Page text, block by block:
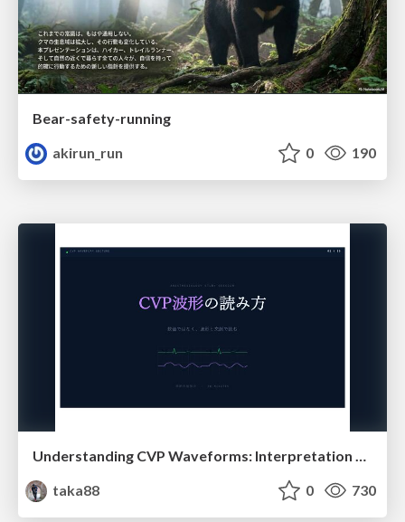
Bear-safety-running
akirun_run
0 190
taka88
0 730